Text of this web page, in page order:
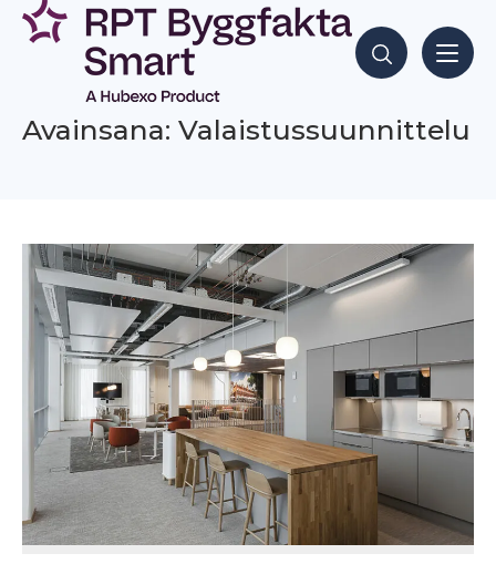
Siirry
sisältöön
Hae sisältöjä
Avainsana: Valaistussuunnittelu